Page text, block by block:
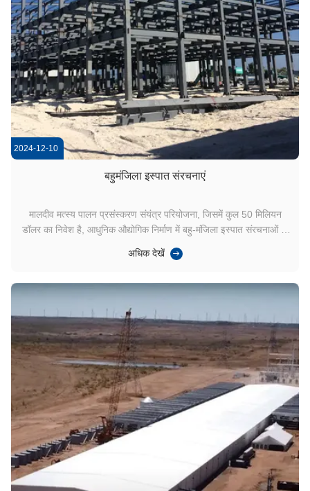
2024-12-10
बहुमंजिला इस्पात संरचनाएं
मालदीव मत्स्य पालन प्रसंस्करण संयंत्र परियोजना, जिसमें कुल 50 मिलियन
डॉलर का निवेश है, आधुनिक औद्योगिक निर्माण में बहु-मंजिला इस्पात संरचनाओं के
की वार्षिक क्षमता के साथ सूखे समुद्री भोजन, प्रसंस्कृत मछली और मछली का तेल
अधिक देखें